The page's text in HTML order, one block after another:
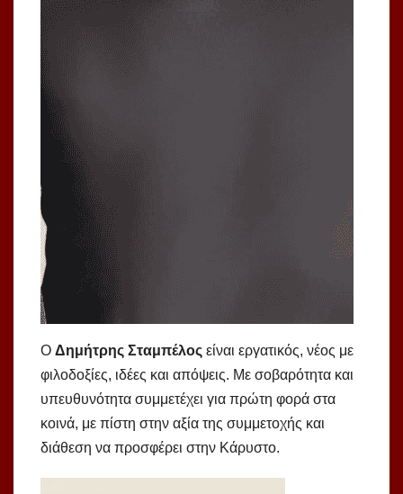
Ο Δημήτρης Σταμπέλος είναι εργατικός, νέος με
φιλοδοξίες, ιδέες και απόψεις. Με σοβαρότητα και
υπευθυνότητα συμμετέχει για πρώτη φορά στα
κοινά, με πίστη στην αξία της συμμετοχής και
διάθεση να προσφέρει στην Κάρυστο.